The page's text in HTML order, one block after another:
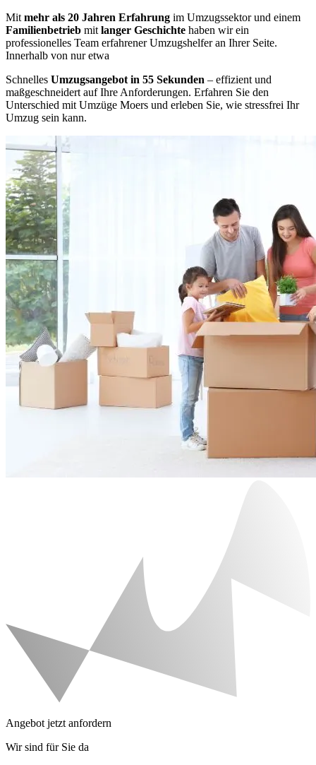
Mit mehr als 20 Jahren Erfahrung im Umzugssektor und einem
Familienbetrieb mit langer Geschichte haben wir ein
professionelles Team erfahrener Umzugshelfer an Ihrer Seite.
Innerhalb von nur etwa
Schnelles Umzugsangebot in 55 Sekunden – effizient und
maßgeschneidert auf Ihre Anforderungen. Erfahren Sie den
Unterschied mit Umzüge Moers und erleben Sie, wie stressfrei Ihr
Umzug sein kann.
Angebot jetzt anfordern
Wir sind für Sie da